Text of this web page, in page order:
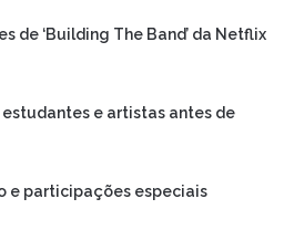
de ‘Building The Band’ da Netflix
e artistas antes de
e participações especiais